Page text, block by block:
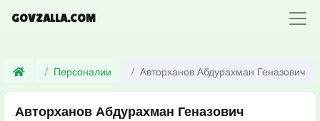
GOVZALLA.COM
Персоналии Авторханов Абдурахман Геназович
Авторханов Абдурахман Геназович